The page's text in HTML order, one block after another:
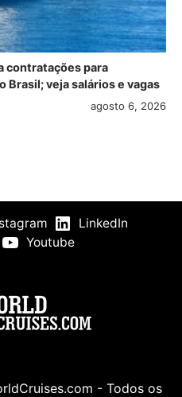
contratações para
Brasil; veja salários e vagas
agosto 6, 2026
LinkedIn
Youtube
- Todos os